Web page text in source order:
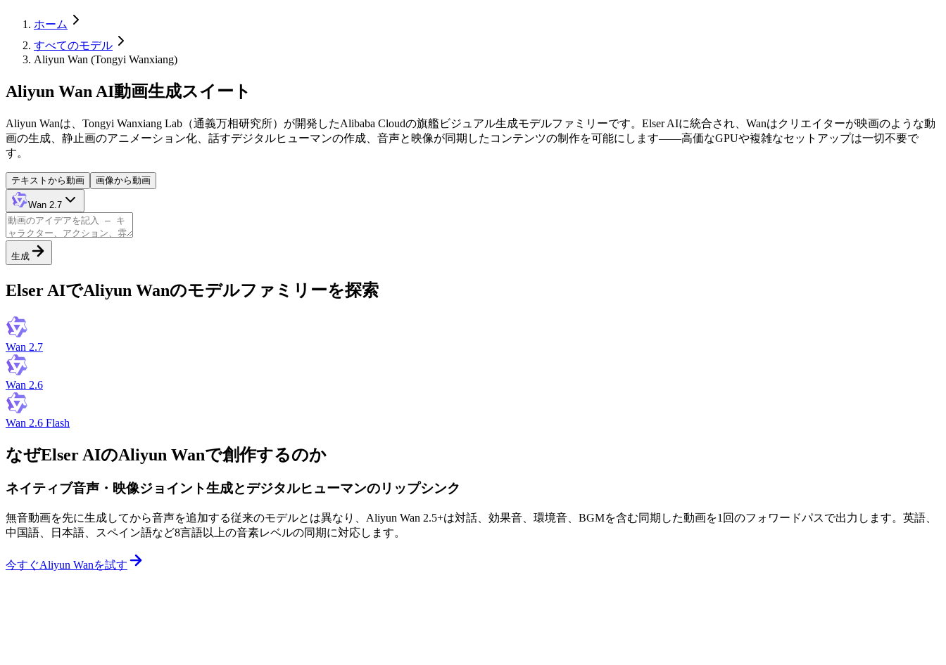
ホーム
すべてのモデル
Aliyun Wan (Tongyi Wanxiang)
Aliyun Wan AI動画生成スイート
Aliyun Wanは、Tongyi Wanxiang Lab（通義万相研究所）が開発したAlibaba Cloudの旗艦ビジュアル生成モデルファミリーです。Elser AIに統合され、Wanはクリエイターが映画のような動
画の生成、静止画のアニメーション化、話すデジタルヒューマンの作成、音声と映像が同期したコンテンツの制作を可能にします——高価なGPUや複雑なセットアップは一切不要で
す。
テキストから動画 画像から動画
Wan 2.7
生成
Elser AIでAliyun Wanのモデルファミリーを探索
Wan 2.7
Wan 2.6
Wan 2.6 Flash
なぜElser AIのAliyun Wanで創作するのか
ネイティブ音声・映像ジョイント生成とデジタルヒューマンのリップシンク
無音動画を先に生成してから音声を追加する従来のモデルとは異なり、Aliyun Wan 2.5+は対話、効果音、環境音、BGMを含む同期した動画を1回のフォワードパスで出力します。英語、
中国語、日本語、スペイン語など8言語以上の音素レベルの同期に対応します。
今すぐAliyun Wanを試す